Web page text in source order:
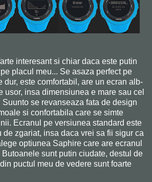
interesant si chiar daca este putin
placul meu... Se asaza perfect pe
dur, este comfortabil, are un ecran alb-
usor, insa dimensiunea e mare sau cel
Suunto se revanseaza fata de design
si confortabila care se simte
Ecranul pe versiunea standard este
de zgariat, insa daca vrei sa fii sigur ca
optiunea Saphire care are ecranul
sunt putin ciudate, destul de
puctul meu de vedere sunt foarte